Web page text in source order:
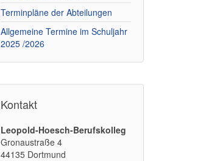
Terminpläne der Abteilungen
Allgemeine Termine im Schuljahr
2025 /2026
Kontakt
Leopold-Hoesch-Berufskolleg
Gronaustraße 4
44135 Dortmund